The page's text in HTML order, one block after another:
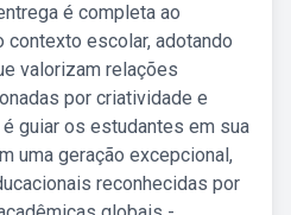
é completa ao
escolar, adotando
valorizam relações
por criatividade e
guiar os estudantes em sua
uma geração excepcional,
reconhecidas por